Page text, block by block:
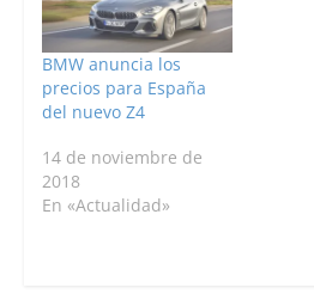
BMW anuncia los
precios para España
del nuevo Z4
14 de noviembre de
2018
En «Actualidad»